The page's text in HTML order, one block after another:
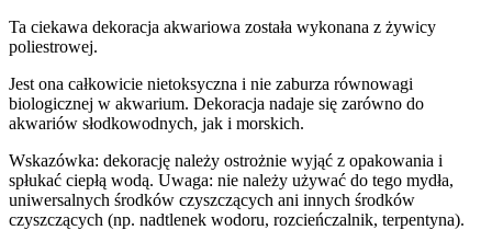
Ta ciekawa dekoracja akwariowa została wykonana z żywicy
poliestrowej.
Jest ona całkowicie nietoksyczna i nie zaburza równowagi
biologicznej w akwarium. Dekoracja nadaje się zarówno do
akwariów słodkowodnych, jak i morskich.
Wskazówka: dekorację należy ostrożnie wyjąć z opakowania i
spłukać ciepłą wodą. Uwaga: nie należy używać do tego mydła,
uniwersalnych środków czyszczących ani innych środków
czyszczących (np. nadtlenek wodoru, rozcieńczalnik, terpentyna).